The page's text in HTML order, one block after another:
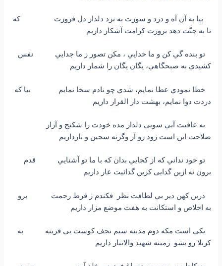
بيا به آن آه و درد و سوزت به نزد دلدار دل فروزت كه
تا به جنّت دهد بروزت كرامت آشكار داريم
تو بنده گي كن و ما خدايي ، مكن تصور ز ما جدايي نفس
كشيدي به صبحگاهي، يگان يگان را شمار داريم
خطا نمودي عطا نمايم، شدي چو نادم سخا نمايم بيا كه
دردت دوا نمايم، بهشت دار القرار داريم
به عافيت آيي سويي دلدار مده خودت را شكنج و آزار
صلاحت اين است زود رو آر وگرنه سجين و نارداريم
تو خود نداني كه از كجايي بدان كه با ما تو آشنايي قدم
برون نه ازين گدایی كزين گدائيت عار داريم
درين كهن دير بي لطافت نظر فكندم ز فرط رحمت برو
به اخلاص و استكانت به هفت موضع مزار داريم
يكي است مكه دوم مدينه سيم نجف كوست بي قرينه به
كربلا رو بشو زمينه شهيد والاتبار داريم